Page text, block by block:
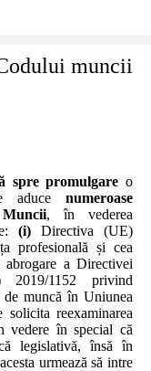
muncii
spre promulgare o
aduce numeroase
, în vederea
(i) Directiva (UE)
profesională și cea
a Directivei
1152 privind
muncă în Uniunea
solicita reexaminarea
vedere în special că
legislativă, însă în
urmează să intre